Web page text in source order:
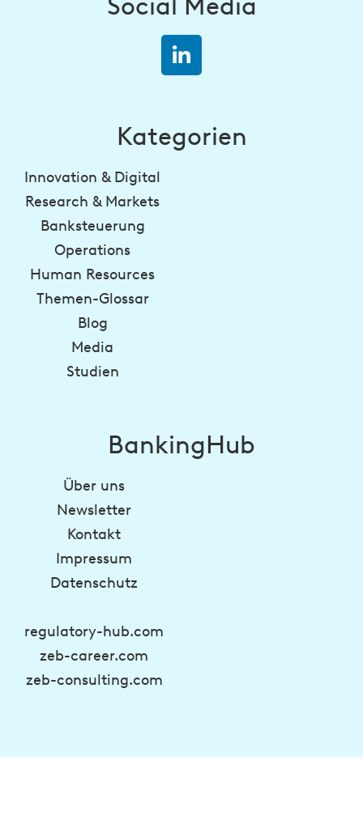
Kategorien
Innovation & Digital
Research & Markets
Banksteuerung
Operations
Human Resources
Themen-Glossar
Blog
Media
Studien
BankingHub
Über uns
Newsletter
Kontakt
Impressum
Datenschutz
regulatory-hub.com
zeb-career.com
zeb-consulting.com